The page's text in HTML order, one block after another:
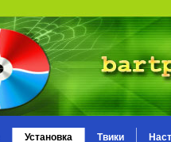
Установка Твики